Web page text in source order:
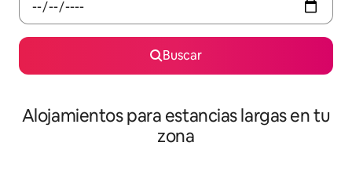
Buscar
Alojamientos para estancias largas en tu
zona